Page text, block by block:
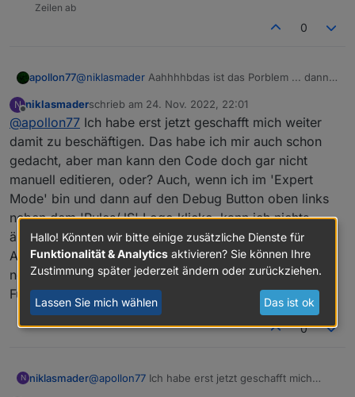
Zeilen ab
0
apollon77@niklasmader Aahhhhbdas ist das Porblem ... dann
generieten code gesehen ...
Bitte GitHub issue auf machen mit Rule Screenshot
UND dem vom generierten JS Code. Alternativ
manuell den generierten Code editieren, da ist eine
stelle wo "pause" ohne Anführungszeichen steht ...
da müssen welche drum rum. Ist ein Code-
Generator Bug
N
Offline
niklasmaderschrieb am 24. Nov. 2022, 22:01
zuletzt editiert von
@apollon77 Ich habe erst jetzt geschafft mich weiter
damit zu beschäftigen. Das habe ich mir auch schon
gedacht, aber man kann den Code doch gar nicht
manuell editieren, oder? Auch, wenn ich im 'Expert
Mode' bin und dann auf den Debug Button oben links
neben dem 'Rules/JS' Logo klicke, kann ich nichts
ändern, obwohl das ja eigentlich dafür da sein sollte.
Auch die 'verbose' und 'debug' Buttons oben rechts
neben dem 'Rules/JS' Logo haben bei mir keine
Funktion. Ich bin immer im 'read-only mode'.
0
N niklasmader@apollon77 Ich habe erst jetzt geschafft mich
Hallo! Könnten wir bitte einige zusätzliche Dienste für
Funktionalität & Analytics aktivieren? Sie können Ihre
Zustimmung später jederzeit ändern oder zurückziehen.
Lassen Sie mich wählen Das ist ok